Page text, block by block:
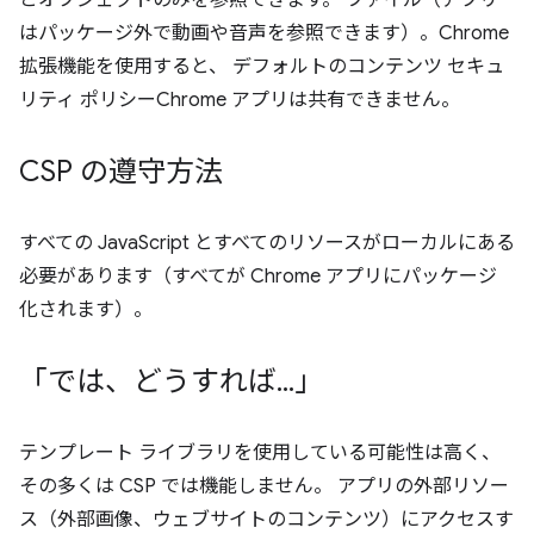
はパッケージ外で動画や音声を参照できます）。Chrome
拡張機能を使用すると、 デフォルトのコンテンツ セキュ
リティ ポリシーChrome アプリは共有できません。
CSP の遵守方法
すべての JavaScript とすべてのリソースがローカルにある
必要があります（すべてが Chrome アプリにパッケージ
化されます）。
「では、どうすれば...」
テンプレート ライブラリを使用している可能性は高く、
その多くは CSP では機能しません。 アプリの外部リソー
ス（外部画像、ウェブサイトのコンテンツ）にアクセスす